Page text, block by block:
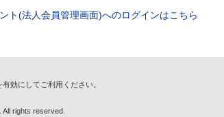
ト(法人会員管理画面)へのログインはこちら
効にしてご利用ください。
rights reserved.